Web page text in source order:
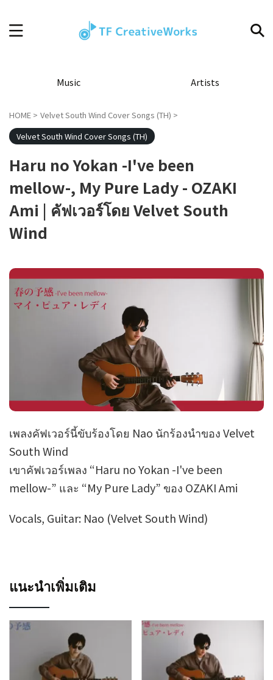
Music Artists
HOME > Velvet South Wind Cover Songs (TH) >
Velvet South Wind Cover Songs (TH)
Haru no Yokan -I've been
mellow-, My Pure Lady - OZAKI
Ami | คัฟเวอร์โดย Velvet South
Wind
เพลงคัฟเวอร์นี้ขับร้องโดย Nao นักร้องนำของ Velvet
South Wind
เขาคัฟเวอร์เพลง “Haru no Yokan -I've been
mellow-” และ “My Pure Lady” ของ OZAKI Ami
Vocals, Guitar: Nao (Velvet South Wind)
แนะนำเพิ่มเติม